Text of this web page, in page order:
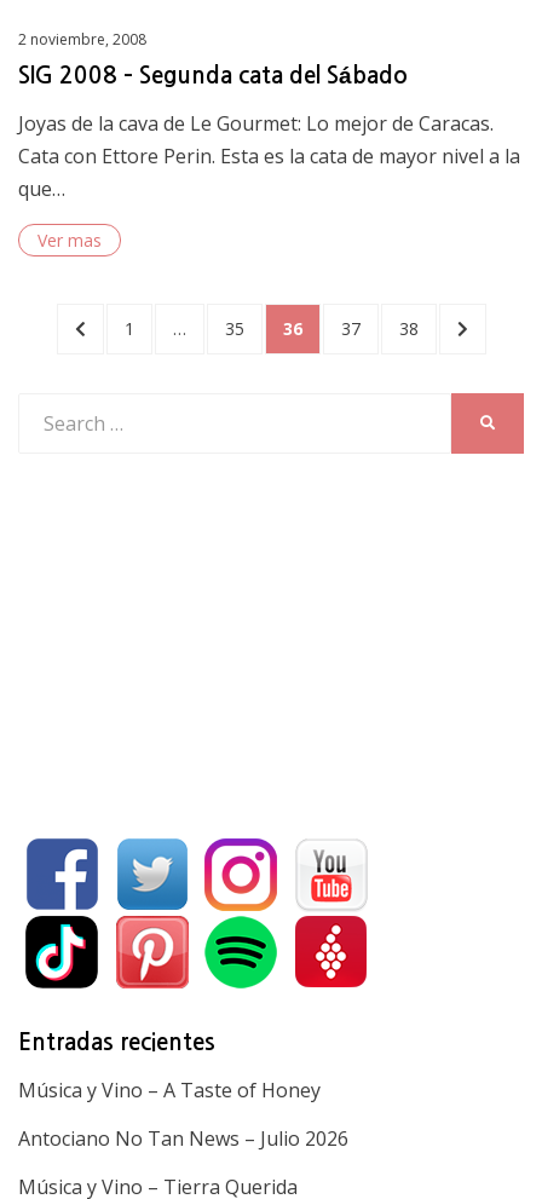
Posted
on
2 noviembre, 2008
SIG 2008 – Segunda cata del Sábado
Joyas de la cava de Le Gourmet: Lo mejor de Caracas.
Cata con Ettore Perin. Esta es la cata de mayor nivel a la
que…
Ver mas
PostsPREVIOUS
PAGE
1 … PAGE
35 PAGE
36 PAGE
37 PAGE
38
NEXT
for:
Entradas recientes
Música y Vino – A Taste of Honey
Antociano No Tan News – Julio 2026
Música y Vino – Tierra Querida